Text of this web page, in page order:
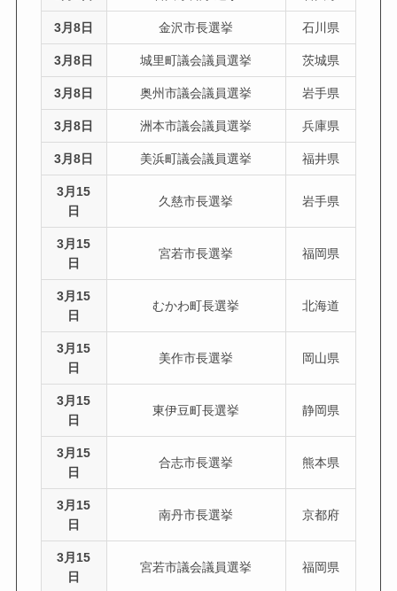
3月8日 金沢市長選挙 石川県
3月8日 城里町議会議員選挙 茨城県
3月8日 奥州市議会議員選挙 岩手県
3月8日 洲本市議会議員選挙 兵庫県
3月8日 美浜町議会議員選挙 福井県
3月15
日
久慈市長選挙 岩手県
3月15
日
宮若市長選挙 福岡県
3月15
日
むかわ町長選挙 北海道
3月15
日
美作市長選挙 岡山県
3月15
日
東伊豆町長選挙 静岡県
3月15
日
合志市長選挙 熊本県
3月15
日
南丹市長選挙 京都府
3月15
日
宮若市議会議員選挙 福岡県